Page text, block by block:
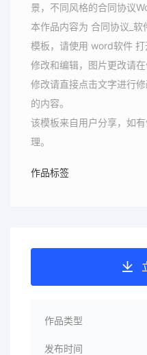
景，不同风格的合同协议
本作品内容为 合同协议_
模板，请使用 word软件
修改和编辑，图片更改请
修改请直接点击文字进行
的内容。
该模板来自用户分享，如
理。
作品标签
作品类型
发布时间